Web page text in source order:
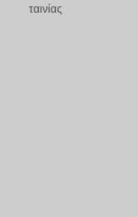
ταινίας